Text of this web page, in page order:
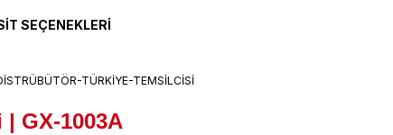
SEÇENEKLERI
| GX-1003A